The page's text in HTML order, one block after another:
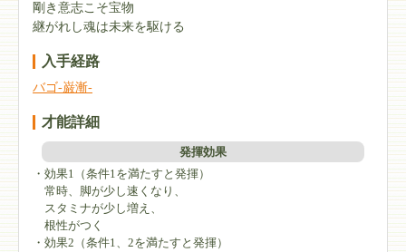
剛き意志こそ宝物
継がれし魂は未来を駆ける
入手経路
バゴ-巌漸-
才能詳細
発揮効果
・効果1（条件1を満たすと発揮）
常時、脚が少し速くなり、
スタミナが少し増え、
根性がつく
・効果2（条件1、2を満たすと発揮）